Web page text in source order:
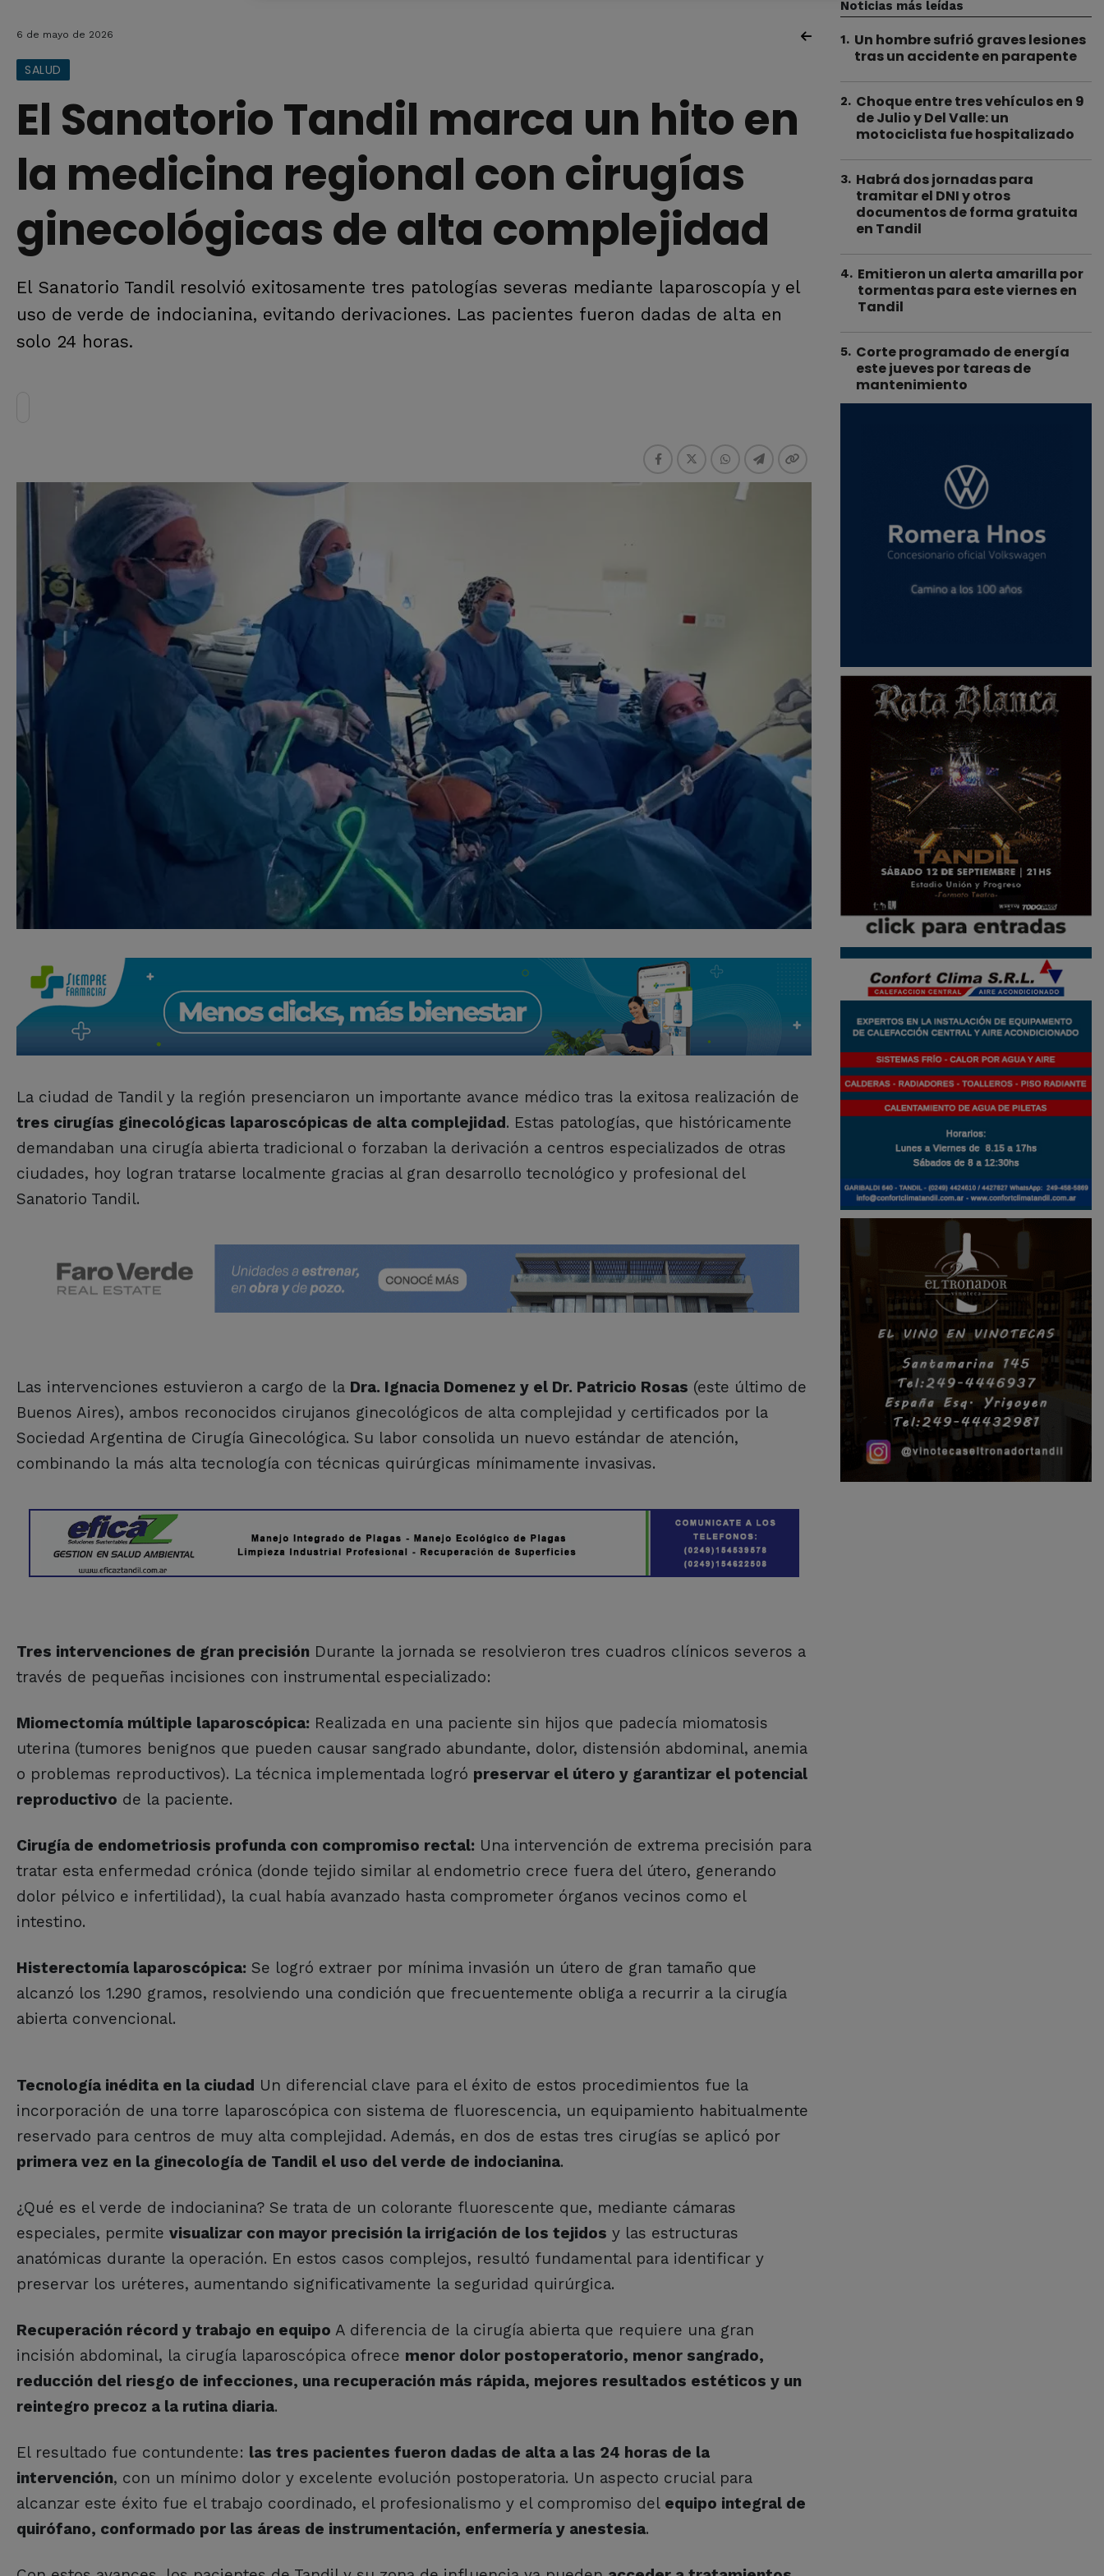
6 de mayo de 2026
SALUD
El Sanatorio Tandil marca un hito en
la medicina regional con cirugías
ginecológicas de alta complejidad
El Sanatorio Tandil resolvió exitosamente tres patologías severas mediante laparoscopía y el
uso de verde de indocianina, evitando derivaciones. Las pacientes fueron dadas de alta en
solo 24 horas.
La ciudad de Tandil y la región presenciaron un importante avance médico tras la exitosa realización de
tres cirugías ginecológicas laparoscópicas de alta complejidad. Estas patologías, que históricamente
demandaban una cirugía abierta tradicional o forzaban la derivación a centros especializados de otras
ciudades, hoy logran tratarse localmente gracias al gran desarrollo tecnológico y profesional del
Sanatorio Tandil.
Las intervenciones estuvieron a cargo de la Dra. Ignacia Domenez y el Dr. Patricio Rosas (este último de
Buenos Aires), ambos reconocidos cirujanos ginecológicos de alta complejidad y certificados por la
Sociedad Argentina de Cirugía Ginecológica. Su labor consolida un nuevo estándar de atención,
combinando la más alta tecnología con técnicas quirúrgicas mínimamente invasivas.
Tres intervenciones de gran precisión Durante la jornada se resolvieron tres cuadros clínicos severos a
través de pequeñas incisiones con instrumental especializado:
Miomectomía múltiple laparoscópica: Realizada en una paciente sin hijos que padecía miomatosis
uterina (tumores benignos que pueden causar sangrado abundante, dolor, distensión abdominal, anemia
o problemas reproductivos). La técnica implementada logró preservar el útero y garantizar el potencial
reproductivo de la paciente.
Cirugía de endometriosis profunda con compromiso rectal: Una intervención de extrema precisión para
tratar esta enfermedad crónica (donde tejido similar al endometrio crece fuera del útero, generando
dolor pélvico e infertilidad), la cual había avanzado hasta comprometer órganos vecinos como el
intestino.
Histerectomía laparoscópica: Se logró extraer por mínima invasión un útero de gran tamaño que
alcanzó los 1.290 gramos, resolviendo una condición que frecuentemente obliga a recurrir a la cirugía
abierta convencional.
Tecnología inédita en la ciudad Un diferencial clave para el éxito de estos procedimientos fue la
incorporación de una torre laparoscópica con sistema de fluorescencia, un equipamiento habitualmente
reservado para centros de muy alta complejidad. Además, en dos de estas tres cirugías se aplicó por
primera vez en la ginecología de Tandil el uso del verde de indocianina.
¿Qué es el verde de indocianina? Se trata de un colorante fluorescente que, mediante cámaras
especiales, permite visualizar con mayor precisión la irrigación de los tejidos y las estructuras
anatómicas durante la operación. En estos casos complejos, resultó fundamental para identificar y
preservar los uréteres, aumentando significativamente la seguridad quirúrgica.
Recuperación récord y trabajo en equipo A diferencia de la cirugía abierta que requiere una gran
incisión abdominal, la cirugía laparoscópica ofrece menor dolor postoperatorio, menor sangrado,
reducción del riesgo de infecciones, una recuperación más rápida, mejores resultados estéticos y un
reintegro precoz a la rutina diaria.
El resultado fue contundente: las tres pacientes fueron dadas de alta a las 24 horas de la
intervención, con un mínimo dolor y excelente evolución postoperatoria. Un aspecto crucial para
alcanzar este éxito fue el trabajo coordinado, el profesionalismo y el compromiso del equipo integral de
quirófano, conformado por las áreas de instrumentación, enfermería y anestesia.
Noticias más leídas
1. Un hombre sufrió graves lesiones
tras un accidente en parapente
2. Choque entre tres vehículos en 9
de Julio y Del Valle: un
motociclista fue hospitalizado
3. Habrá dos jornadas para
tramitar el DNI y otros
documentos de forma gratuita
en Tandil
4. Emitieron un alerta amarilla por
tormentas para este viernes en
Tandil
5. Corte programado de energía
este jueves por tareas de
mantenimiento